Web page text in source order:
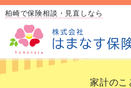
柏崎で保険相談・見直しなら
家計のこ